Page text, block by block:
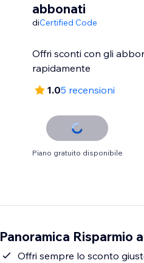
abbonati
diCertified Code
Offri sconti con gli
rapidamente
1.05 recensioni
Piano gratuito disponibile
Panoramica Risparmio
Offri sempre lo sconto